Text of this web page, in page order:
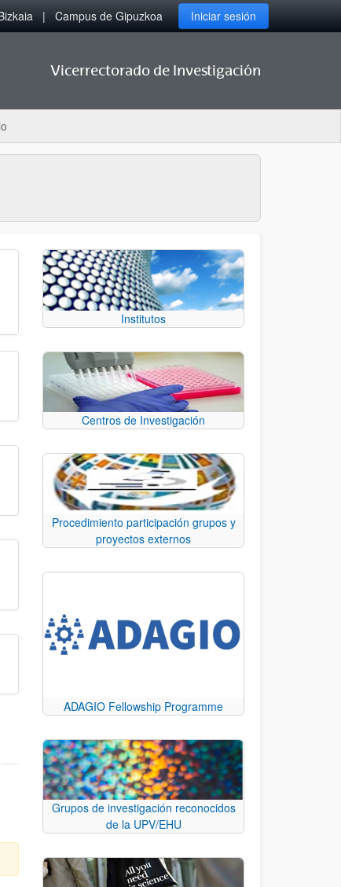
Campus de Gipuzkoa Iniciar sesión
Vicerrectorado de Investigación
Institutos
Centros de Investigación
Procedimiento participación grupos y
proyectos externos
ADAGIO Fellowship Programme
Grupos de investigación reconocidos
de la UPV/EHU